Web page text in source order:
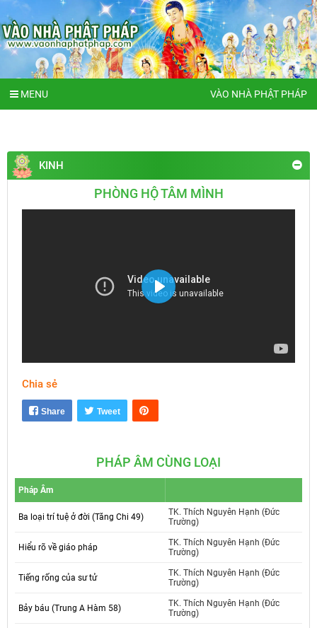
MENU VÀO NHÀ PHẬT PHÁP
KINH
PHÒNG HỘ TÂM MÌNH
Play
Chia sẻ
Share Tweet
PHÁP ÂM CÙNG LOẠI
Pháp Âm
Ba loại trí tuệ ở đời (Tăng Chi 49)
TK. Thích Nguyên Hạnh (Đức
Trường)
Hiểu rõ về giáo pháp
TK. Thích Nguyên Hạnh (Đức
Trường)
Tiếng rống của sư tử
TK. Thích Nguyên Hạnh (Đức
Trường)
Bảy báu (Trung A Hàm 58)
TK. Thích Nguyên Hạnh (Đức
Trường)